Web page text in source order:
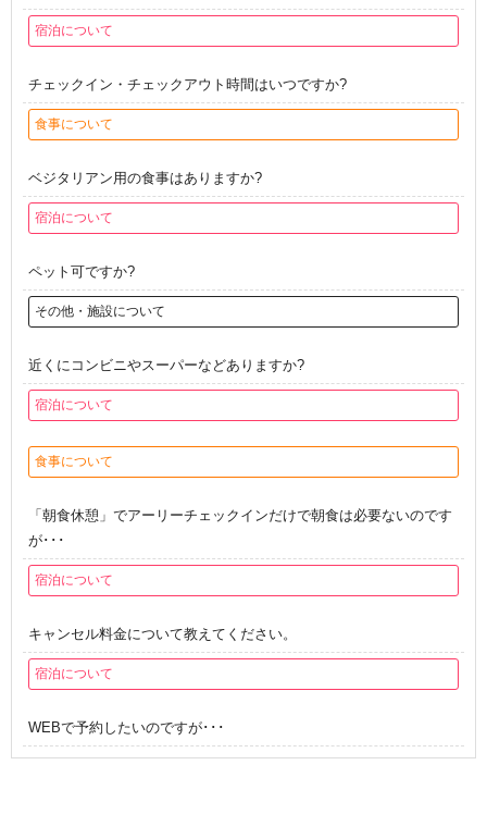
宿泊について
チェックイン・チェックアウト時間はいつですか?
食事について
ベジタリアン用の食事はありますか?
宿泊について
ペット可ですか?
その他・施設について
近くにコンビニやスーパーなどありますか?
宿泊について
食事について
「朝食休憩」でアーリーチェックインだけで朝食は必要ないのです
が･･･
宿泊について
キャンセル料金について教えてください。
宿泊について
WEBで予約したいのですが･･･